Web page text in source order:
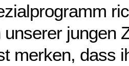
unserer jungen
merken, dass